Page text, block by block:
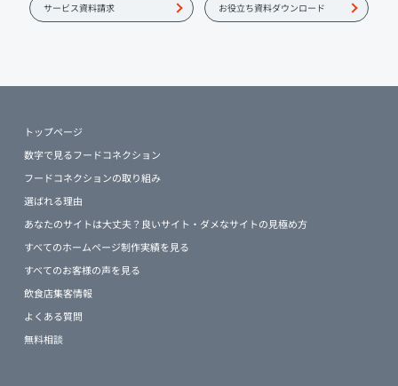
サービス資料請求 お役立ち資料ダウンロード
トップページ
数字で見るフードコネクション
フードコネクションの取り組み
選ばれる理由
あなたのサイトは大丈夫？良いサイト・ダメなサイトの見極め方
すべてのホームページ制作実績を見る
すべてのお客様の声を見る
飲食店集客情報
よくある質問
無料相談